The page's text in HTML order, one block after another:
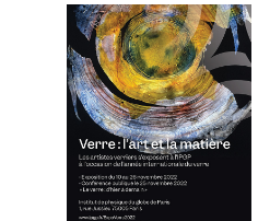
VERRE : L'ART ET LA
MATIÈRE